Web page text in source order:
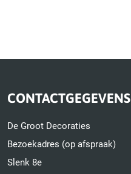
CONTACTGEGEVENS
De Groot Decoraties
Bezoekadres (op afspraak)
Slenk 8e